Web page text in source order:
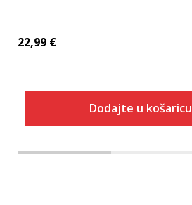
22,99 €
Dodajte u košaricu